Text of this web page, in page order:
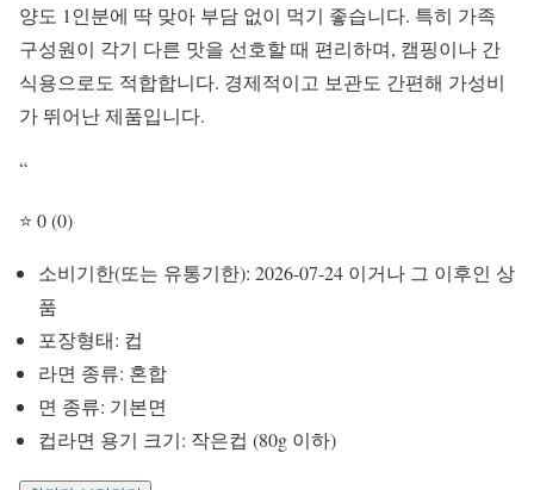
양도 1인분에 딱 맞아 부담 없이 먹기 좋습니다. 특히 가족
구성원이 각기 다른 맛을 선호할 때 편리하며, 캠핑이나 간
식용으로도 적합합니다. 경제적이고 보관도 간편해 가성비
가 뛰어난 제품입니다.
“
⭐ 0 (0)
소비기한(또는 유통기한): 2026-07-24 이거나 그 이후인 상
품
포장형태: 컵
라면 종류: 혼합
면 종류: 기본면
컵라면 용기 크기: 작은컵 (80g 이하)